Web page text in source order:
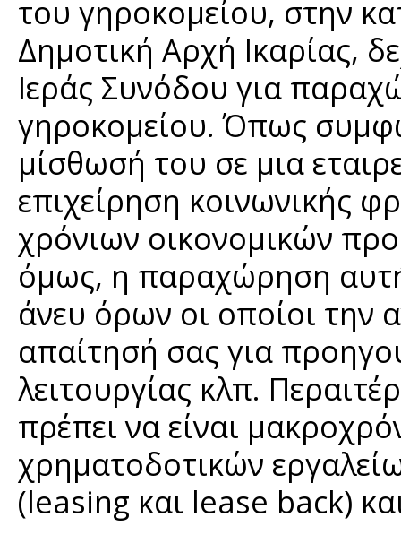
του γηροκομείου, στην
Δημοτική Αρχή Ικαρίας,
Ιεράς Συνόδου για
γηροκομείου. Όπως
μίσθωσή του σε μια
επιχείρηση κοινωνικής
χρόνιων οικονομικών
όμως, η παραχώρηση αυτή
άνευ όρων οι οποίοι την
απαίτησή σας για
λειτουργίας κλπ.
πρέπει να είναι
χρηματοδοτικών
(leasing και lease back)